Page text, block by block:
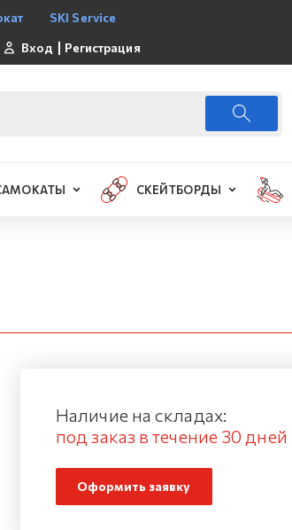
SKI Service
Вход Регистрация
СКЕЙТБОРДЫ
Наличие на складах:
под заказ в течение 30 дней
Оформить заявку